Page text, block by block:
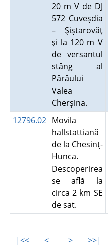
20 m V de DJ
572 Cuveşdia
– Şiştarovăţ
şi la 120 m V
de versantul
stâng al
Pârâului
Valea
Cherşina.
12796.02 Movila
hallstattiană
de la Chesinţ-
Hunca.
Descoperirea
se află la
circa 2 km SE
de sat.
|<< < > >>|